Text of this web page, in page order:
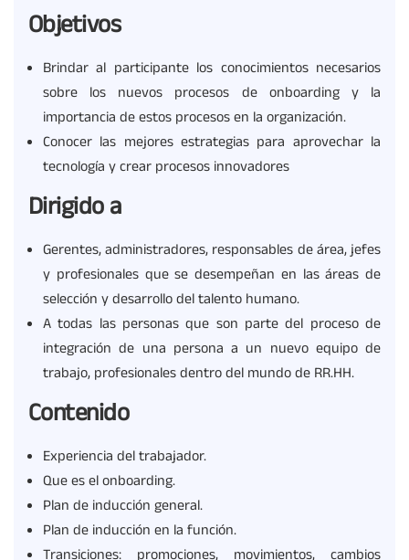
Objetivos
Brindar al participante los conocimientos necesarios
sobre los nuevos procesos de onboarding y la
importancia de estos procesos en la organización.
Conocer las mejores estrategias para aprovechar la
tecnología y crear procesos innovadores
Dirigido a
Gerentes, administradores, responsables de área, jefes
y profesionales que se desempeñan en las áreas de
selección y desarrollo del talento humano.
A todas las personas que son parte del proceso de
integración de una persona a un nuevo equipo de
trabajo, profesionales dentro del mundo de RR.HH.
Contenido
Experiencia del trabajador.
Que es el onboarding.
Plan de inducción general.
Plan de inducción en la función.